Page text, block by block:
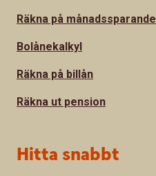
Räkna på månadssparande
Bolånekalkyl
Räkna på billån
Räkna ut pension
Hitta snabbt